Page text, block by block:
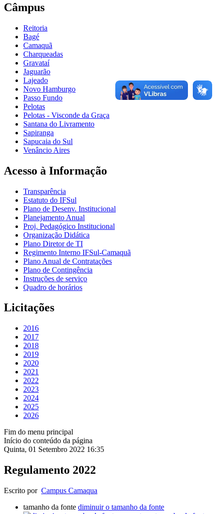
Câmpus
Reitoria
Bagé
Camaquã
Charqueadas
Gravataí
Jaguarão
Lajeado
Novo Hamburgo
Passo Fundo
Pelotas
Pelotas - Visconde da Graça
Santana do Livramento
Sapiranga
Sapucaia do Sul
Venâncio Aires
Acesso à Informação
Transparência
Estatuto do IFSul
Plano de Desenv. Institucional
Planejamento Anual
Proj. Pedagógico Institucional
Organização Didática
Plano Diretor de TI
Regimento Interno IFSul-Camaquã
Plano Anual de Contratações
Plano de Contingência
Instruções de serviço
Quadro de horários
Licitações
2016
2017
2018
2019
2020
2021
2022
2023
2024
2025
2026
Fim do menu principal
Início do conteúdo da página
Quinta, 01 Setembro 2022 16:35
Regulamento 2022
Escrito por Campus Camaqua
tamanho da fonte diminuir o tamanho da fonte